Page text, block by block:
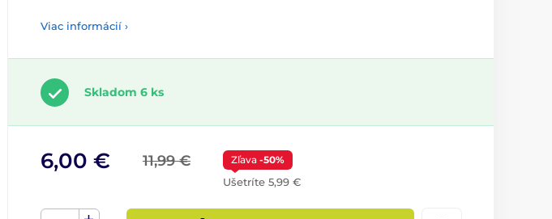
Viac informácií ›
Skladom 6 ks
11,99 €
6,00 € Zľava -50%
Ušetríte 5,99 €